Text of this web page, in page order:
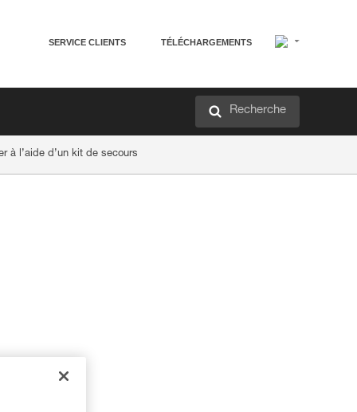
SERVICE CLIENTS TÉLÉCHARGEMENTS
Recherche
à l’aide d’un kit de secours